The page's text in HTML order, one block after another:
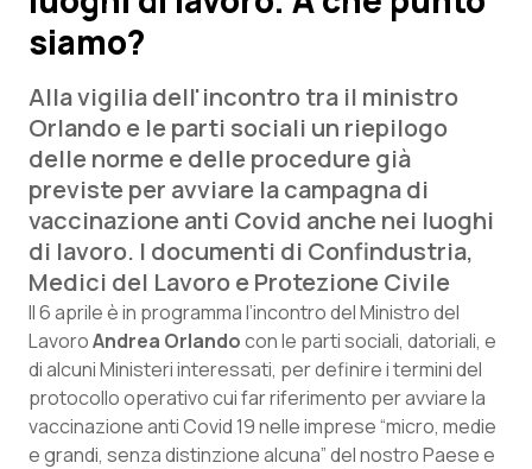
Studi e Analisi
Lettere al direttore
Edizioni Regionali
QS Pro
Professionisti Sanitari.AI
Abruzzo
Basilicata
QS Pro Gold
Artrite & artrosi
QS Club Newsletter
siamo?
Alla vigilia dell'incontro tra il ministro
Orlando e le parti sociali un riepilogo
delle norme e delle procedure già
previste per avviare la campagna di
vaccinazione anti Covid anche nei luoghi
di lavoro. I documenti di Confindustria,
Medici del Lavoro e Protezione Civile
Il 6 aprile è in programma l’incontro del Ministro del
LavoroAndrea Orlandocon le parti sociali, datoriali, e
di alcuni Ministeri interessati, per definire i termini del
protocollo operativo cui far riferimento per avviare la
vaccinazione anti Covid 19 nelle imprese “micro, medie
e grandi, senza distinzione alcuna” del nostro Paese e